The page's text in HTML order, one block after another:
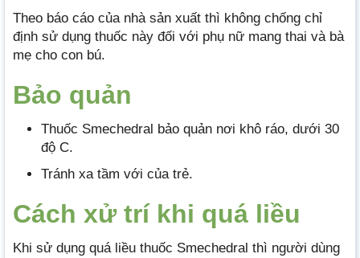
Theo báo cáo của nhà sản xuất thì không chống chỉ
định sử dụng thuốc này đối với phụ nữ mang thai và bà
mẹ cho con bú.
Bảo quản
Thuốc Smechedral bảo quản nơi khô ráo, dưới 30
độ C.
Tránh xa tầm với của trẻ.
Cách xử trí khi quá liều
Khi sử dụng quá liều thuốc Smechedral thì người dùng